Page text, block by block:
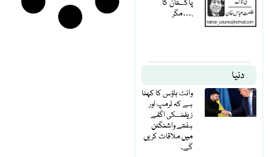
پاکستان کا
مگر….
دنیا
وائٹ ہاؤس کا کہنا
ہے کہ ٹرمپ اور
زیلنسکی اگلے
ہفتے واشنگٹن
میں ملاقات کریں
گے۔